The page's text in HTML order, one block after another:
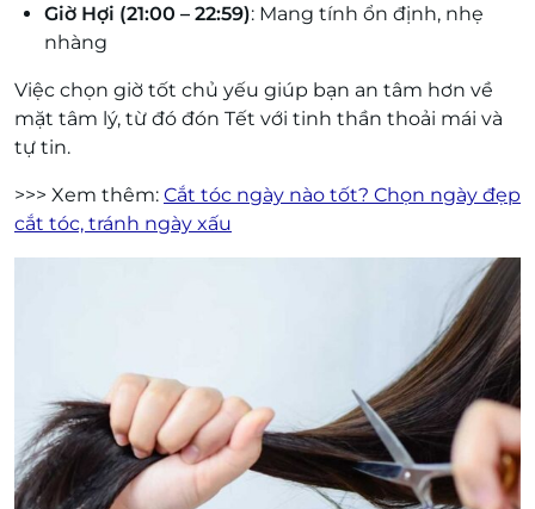
Giờ Hợi (21:00 – 22:59): Mang tính ổn định, nhẹ
nhàng
Việc chọn giờ tốt chủ yếu giúp bạn an tâm hơn về
mặt tâm lý, từ đó đón Tết với tinh thần thoải mái và
tự tin.
>>> Xem thêm: Cắt tóc ngày nào tốt? Chọn ngày đẹp
cắt tóc, tránh ngày xấu